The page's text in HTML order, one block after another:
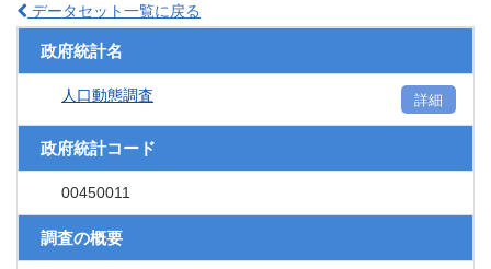
データセット一覧に戻る
政府統計名
人口動態調査 詳細
政府統計コード
00450011
調査の概要